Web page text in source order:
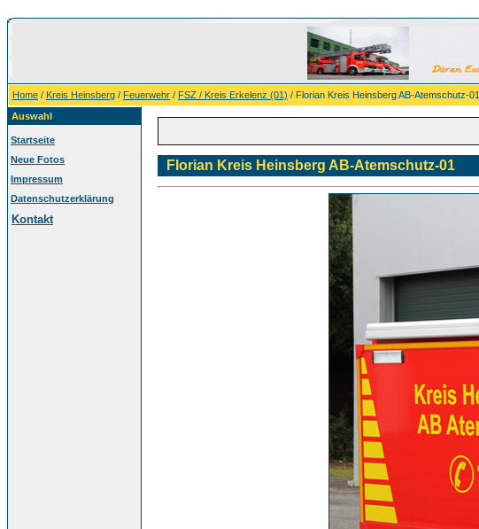
Home / Kreis Heinsberg / Feuerwehr / FSZ / Kreis Erkelenz (01) / Florian Kreis Heinsberg AB-Atemschutz-01
Auswahl
Startseite
Neue Fotos
Impressum
Datenschutzerklärung
Kontakt
Florian Kreis Heinsberg AB-Atemschutz-01